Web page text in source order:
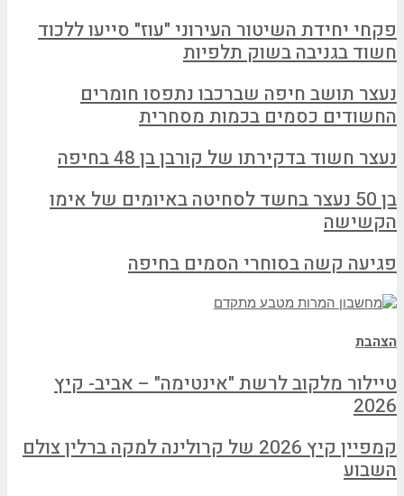
פקחי יחידת השיטור העירוני "עוז" סייעו ללכוד
חשוד בגניבה בשוק תלפיות
נעצר תושב חיפה שברכבו נתפסו חומרים
החשודים כסמים בכמות מסחרית
נעצר חשוד בדקירתו של קורבן בן 48 בחיפה
בן 50 נעצר בחשד לסחיטה באיומים של אימו
הקשישה
פגיעה קשה בסוחרי הסמים בחיפה
הצהבת
טיילור מלקוב לרשת "אינטימה" – אביב- קיץ
2026
קמפיין קיץ 2026 של קרולינה למקה ברלין צולם
השבוע